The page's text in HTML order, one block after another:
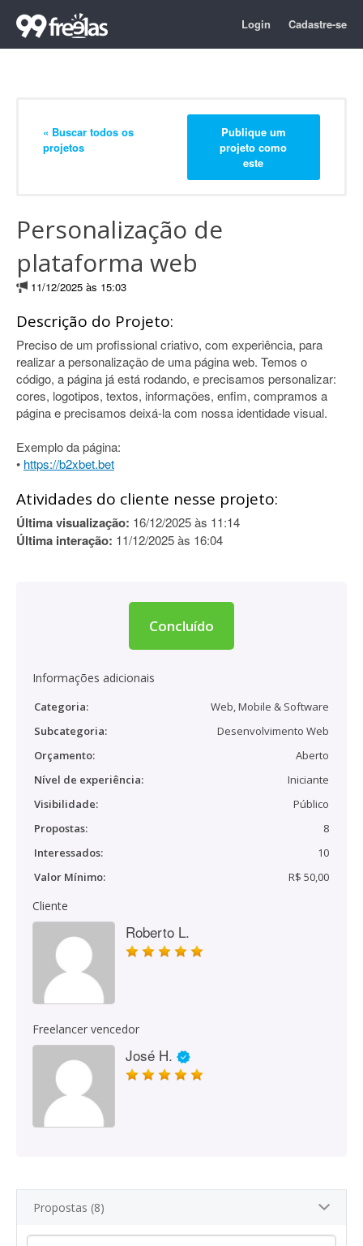
Login Cadastre-se
« Buscar todos os
projetos
Publique um
projeto como
este
Personalização de
plataforma web
11/12/2025 às 15:03
Descrição do Projeto:
Preciso de um profissional criativo, com experiência, para
realizar a personalização de uma página web. Temos o
código, a página já está rodando, e precisamos personalizar:
cores, logotipos, textos, informações, enfim, compramos a
página e precisamos deixá-la com nossa identidade visual.
Exemplo da página:
• https://b2xbet.bet
Atividades do cliente nesse projeto:
Última visualização: 16/12/2025 às 11:14
Última interação: 11/12/2025 às 16:04
Concluído
Informações adicionais
Categoria:
Web, Mobile & Software
Subcategoria:
Desenvolvimento Web
Orçamento:
Aberto
Nível de experiência:
Iniciante
Visibilidade:
Público
Propostas:
8
Interessados:
10
Valor Mínimo:
R$ 50,00
Cliente
Roberto L.
Freelancer vencedor
José H.
Propostas (8)